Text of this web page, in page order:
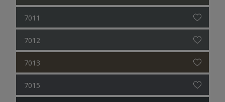
7011
7012
7013
7015